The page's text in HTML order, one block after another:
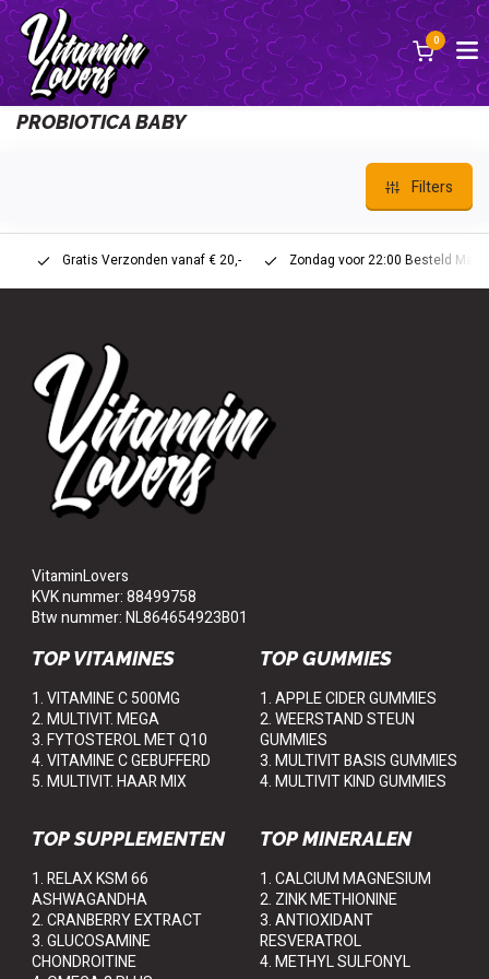
0
Terug
PROBIOTICA BABY
Filters
Gratis Verzonden vanaf € 20,- Zondag voor 22:00 Besteld
VitaminLovers
KVK nummer: 88499758
Btw nummer: NL864654923B01
TOP VITAMINES
1. VITAMINE C 500MG
2. MULTIVIT. MEGA
3. FYTOSTEROL MET Q10
4. VITAMINE C GEBUFFERD
5. MULTIVIT. HAAR MIX
TOP GUMMIES
1. APPLE CIDER GUMMIES
2. WEERSTAND STEUN
GUMMIES
3. MULTIVIT BASIS GUMMIES
4. MULTIVIT KIND GUMMIES
TOP SUPPLEMENTEN
1. RELAX KSM 66
ASHWAGANDHA
2. CRANBERRY EXTRACT
3. GLUCOSAMINE
CHONDROITINE
TOP MINERALEN
1. CALCIUM MAGNESIUM
2. ZINK METHIONINE
3. ANTIOXIDANT
RESVERATROL
4. METHYL SULFONYL